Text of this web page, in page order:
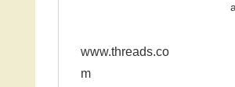
www.threads.co
m